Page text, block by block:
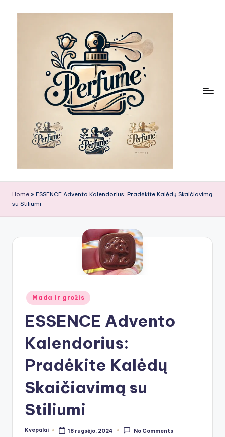
Home » ESSENCE Advento Kalendorius: Pradėkite Kalėdų Skaičiavimą
su Stiliumi
Posted
in
Mada ir grožis
ESSENCE Advento
Kalendorius:
Pradėkite Kalėdų
Skaičiavimą su
Stiliumi
Posted
Kvepalai 18 rugsėjo, 2024 No Comments